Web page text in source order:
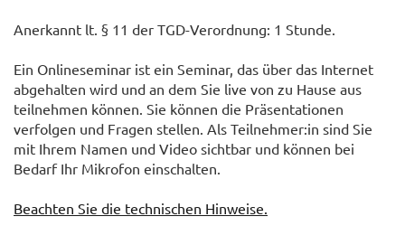
Anerkannt lt. § 11 der TGD-Verordnung: 1 Stunde.
Ein Onlineseminar ist ein Seminar, das über das Internet
abgehalten wird und an dem Sie live von zu Hause aus
teilnehmen können. Sie können die Präsentationen
verfolgen und Fragen stellen. Als Teilnehmer:in sind Sie
mit Ihrem Namen und Video sichtbar und können bei
Bedarf Ihr Mikrofon einschalten.
Beachten Sie die technischen Hinweise.